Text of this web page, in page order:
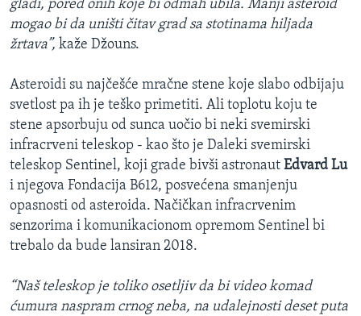
gladi, pored onih koje bi odmah ubila. Manji asteroid
mogao bi da uništi čitav grad sa stotinama hiljada
žrtava”, kaže Džouns.
Asteroidi su najčešće mračne stene koje slabo odbijaju
svetlost pa ih je teško primetiti. Ali toplotu koju te
stene apsorbuju od sunca uočio bi neki svemirski
infracrveni teleskop - kao što je Daleki svemirski
teleskop Sentinel, koji grade bivši astronaut Edvard Lu
i njegova Fondacija B612, posvećena smanjenju
opasnosti od asteroida. Načičkan infracrvenim
senzorima i komunikacionom opremom Sentinel bi
trebalo da bude lansiran 2018.
“Naš teleskop je toliko osetljiv da bi video komad
ćumura naspram crnog neba, na udalejnosti deset puta